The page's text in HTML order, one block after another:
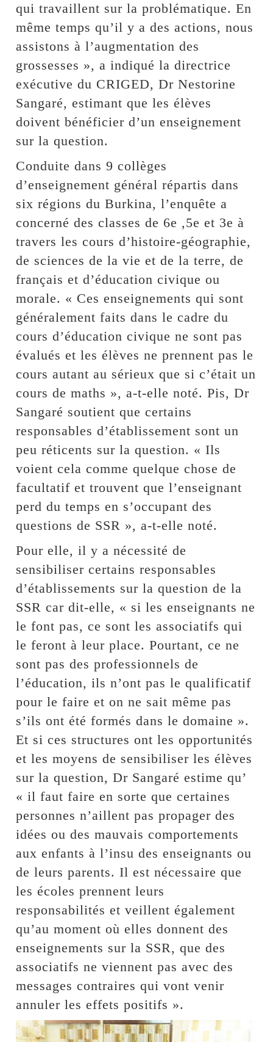
qui travaillent sur la problématique. En
même temps qu’il y a des actions, nous
assistons à l’augmentation des
grossesses », a indiqué la directrice
exécutive du CRIGED, Dr Nestorine
Sangaré, estimant que les élèves
doivent bénéficier d’un enseignement
sur la question.
Conduite dans 9 collèges
d’enseignement général répartis dans
six régions du Burkina, l’enquête a
concerné des classes de 6e ,5e et 3e à
travers les cours d’histoire-géographie,
de sciences de la vie et de la terre, de
français et d’éducation civique ou
morale. « Ces enseignements qui sont
généralement faits dans le cadre du
cours d’éducation civique ne sont pas
évalués et les élèves ne prennent pas le
cours autant au sérieux que si c’était un
cours de maths », a-t-elle noté. Pis, Dr
Sangaré soutient que certains
responsables d’établissement sont un
peu réticents sur la question. « Ils
voient cela comme quelque chose de
facultatif et trouvent que l’enseignant
perd du temps en s’occupant des
questions de SSR », a-t-elle noté.
Pour elle, il y a nécessité de
sensibiliser certains responsables
d’établissements sur la question de la
SSR car dit-elle, « si les enseignants ne
le font pas, ce sont les associatifs qui
le feront à leur place. Pourtant, ce ne
sont pas des professionnels de
l’éducation, ils n’ont pas le qualificatif
pour le faire et on ne sait même pas
s’ils ont été formés dans le domaine ».
Et si ces structures ont les opportunités
et les moyens de sensibiliser les élèves
sur la question, Dr Sangaré estime qu’
« il faut faire en sorte que certaines
personnes n’aillent pas propager des
idées ou des mauvais comportements
aux enfants à l’insu des enseignants ou
de leurs parents. Il est nécessaire que
les écoles prennent leurs
responsabilités et veillent également
qu’au moment où elles donnent des
enseignements sur la SSR, que des
associatifs ne viennent pas avec des
messages contraires qui vont venir
annuler les effets positifs ».